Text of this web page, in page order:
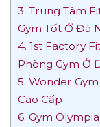
3. Trung Tâm
Gym Tốt Ở Đà
4. 1st Factory
Phòng Gym Ở
5. Wonder
Cao Cấp
6. Gym